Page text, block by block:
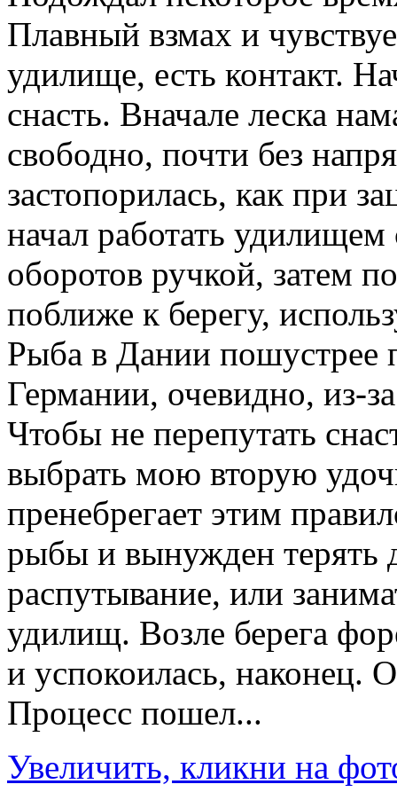
Плавный взмах и
удилище, есть контакт.
снасть. Вначале леска
свободно, почти без
застопорилась, как при
начал работать
оборотов ручкой, затем
поближе к берегу,
Рыба в Дании пошустрее
Германии, очевидно, из-
Чтобы не перепутать
выбрать мою вторую
пренебрегает этим
рыбы и вынужден терять
распутывание, или
удилищ. Возле берега
и успокоилась, наконец.
Процесс пошел...
Увеличить, кликни на